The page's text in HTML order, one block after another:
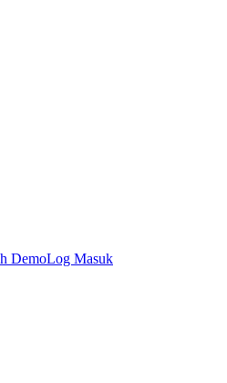
DemoLog Masuk